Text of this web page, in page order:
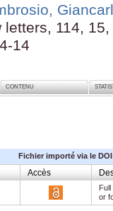
letters, 114,
14
CONTENU
Fichier importé via le DOI
Accès
or